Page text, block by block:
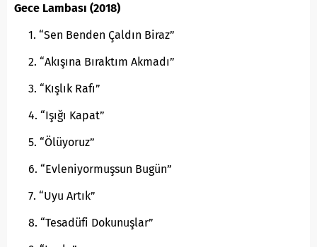
Gece Lambası (2018)
“Sen Benden Çaldın Biraz”
“Akışına Bıraktım Akmadı”
“Kışlık Rafı”
“Işığı Kapat”
“Ölüyoruz”
“Evleniyormuşsun Bugün”
“Uyu Artık”
“Tesadüfi Dokunuşlar”